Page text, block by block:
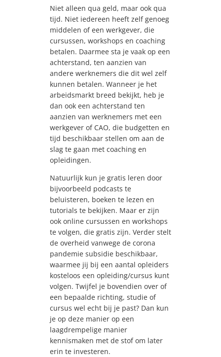
Niet alleen qua geld, maar ook qua
tijd. Niet iedereen heeft zelf genoeg
middelen of een werkgever, die
cursussen, workshops en coaching
betalen. Daarmee sta je vaak op een
achterstand, ten aanzien van
andere werknemers die dit wel zelf
kunnen betalen. Wanneer je het
arbeidsmarkt breed bekijkt, heb je
dan ook een achterstand ten
aanzien van werknemers met een
werkgever of CAO, die budgetten en
tijd beschikbaar stellen om aan de
slag te gaan met coaching en
opleidingen.
Natuurlijk kun je gratis leren door
bijvoorbeeld podcasts te
beluisteren, boeken te lezen en
tutorials te bekijken. Maar er zijn
ook online cursussen en workshops
te volgen, die gratis zijn. Verder stelt
de overheid vanwege de corona
pandemie subsidie beschikbaar,
waarmee jij bij een aantal opleiders
kosteloos een opleiding/cursus kunt
volgen. Twijfel je bovendien over of
een bepaalde richting, studie of
cursus wel echt bij je past? Dan kun
je op deze manier op een
laagdrempelige manier
kennismaken met de stof om later
erin te investeren.